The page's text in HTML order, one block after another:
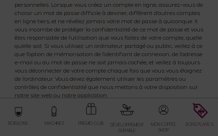
Menu
BOISSONS MACHINES PREMIO CLUB
DÉVELOPPEMENT
DURABLE
MON COFFEE
SHOP
BONS PLANS %
personnelles. Lorsque vous créez un compte en ligne, assurez-vous de
choisir un mot de passe difficile à deviner, différent d’autres comptes
en ligne tiers, et ne révélez jamais votre mot de passe à quiconque. Il
vous incombe de protéger la confidentialité de ce mot de passe et vous
êtes responsable de l'utilisation que vous faites de votre compte, quelle
qu'elle soit. Si vous utilisez un ordinateur partagé ou public, veillez à ce
que l'option de mémorisation de l'identifiant de connexion, de l'adresse
e-mail ou du mot de passe ne soit jamais cochée, et veillez à toujours
vous déconnecter de votre compte chaque fois que vous vous éloignez
de l'ordinateur. Vous devez également utiliser les paramètres ou
contrôles de confidentialité que nous mettons à votre disposition sur
notre site web ou notre application.
Transfert de vos données personnelles: le stockage ainsi que le
personnelles soient, à un moment ou un autre, transférées vers,